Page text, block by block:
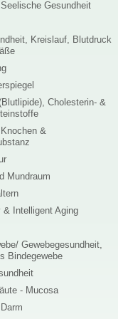
Gesundheit
Kreislauf, Blutdruck
Cholesterin- &
&
Mundraum
& Intelligent Aging
Gewebegesundheit,
Bindegewebe
- Mucosa